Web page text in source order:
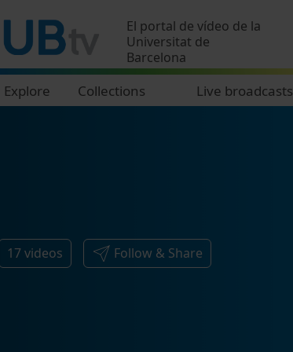
El portal de vídeo de la
Universitat de
Barcelona
Explore Collections Live broadcasts
17videos Follow & Share